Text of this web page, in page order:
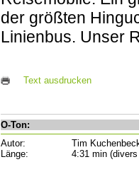
der größten
Linienbus. Unser
Text ausdrucken
O-Ton:
Autor:
Tim
Länge:
4:31 min